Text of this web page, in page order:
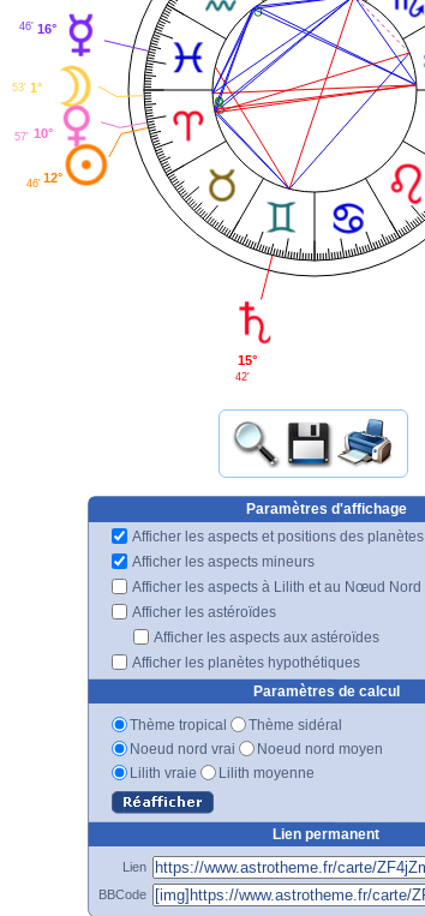
16°
46'
1°
53'
10°
57'
12°
46'
15°
42'
Paramètres d'affichage
Afficher les aspects et positions des planètes
Afficher les aspects mineurs
Afficher les aspects à Lilith et au Nœud Nord
Afficher les astéroïdes
Afficher les aspects aux astéroïdes
Afficher les planètes hypothétiques
Paramètres de calcul
Thème tropical
Thème sidéral
Noeud nord vrai
Noeud nord moyen
Lilith vraie
Lilith moyenne
Lien permanent
Lien
BBCode